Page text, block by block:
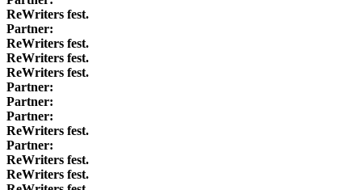
ReWriters fest.
Partner:
ReWriters fest.
ReWriters fest.
ReWriters fest.
Partner:
Partner:
Partner:
ReWriters fest.
Partner:
ReWriters fest.
ReWriters fest.